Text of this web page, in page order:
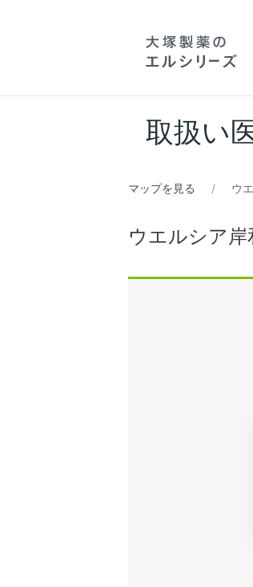
取扱い
マップを見る ウ
ウエルシア岸